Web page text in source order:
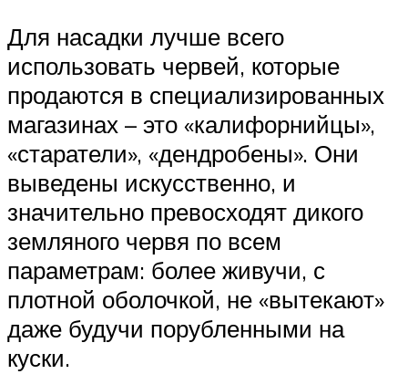
Для насадки лучше всего
использовать червей, которые
продаются в специализированных
магазинах – это «калифорнийцы»,
«старатели», «дендробены». Они
выведены искусственно, и
значительно превосходят дикого
земляного червя по всем
параметрам: более живучи, с
плотной оболочкой, не «вытекают»
даже будучи порубленными на
куски.